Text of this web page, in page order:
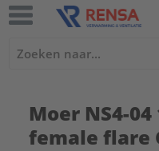
Moer NS4-
female flare